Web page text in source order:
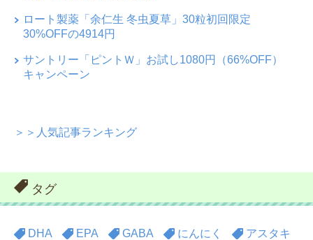
ロート製薬「余仁生 冬虫夏草」30粒初回限定
30%OFFの4914円
サントリー「ピントＷ」お試し1080円（66%OFF）
キャンペーン
＞＞人気記事ランキング
タグ
DHA EPA GABA にんにく
アスタキ